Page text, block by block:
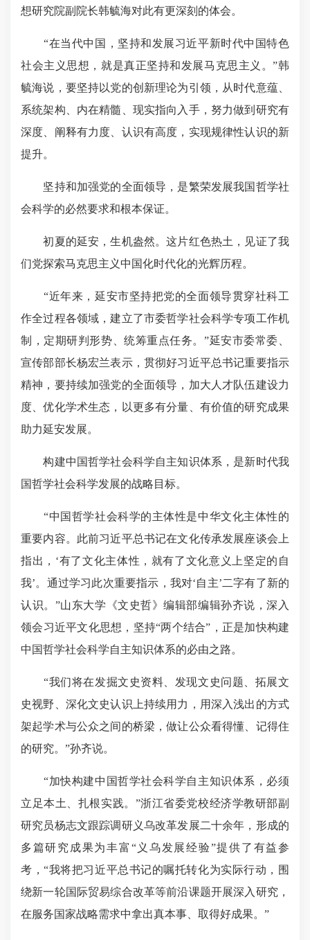
想研究院副院长韩毓海对此有更深刻的体会。
“在当代中国，坚持和发展习近平新时代中国特色
社会主义思想，就是真正坚持和发展马克思主义。”韩
毓海说，要坚持以党的创新理论为引领，从时代意蕴、
系统架构、内在精髓、现实指向入手，努力做到研究有
深度、阐释有力度、认识有高度，实现规律性认识的新
提升。
坚持和加强党的全面领导，是繁荣发展我国哲学社
会科学的必然要求和根本保证。
初夏的延安，生机盎然。这片红色热土，见证了我
们党探索马克思主义中国化时代化的光辉历程。
“近年来，延安市坚持把党的全面领导贯穿社科工
作全过程各领域，建立了市委哲学社会科学专项工作机
制，定期研判形势、统筹重点任务。”延安市委常委、
宣传部部长杨宏兰表示， 贯彻好习近平总书记重要指示
精神 ，要持续加强党的全面领导，加大人才队伍建设力
度、优化学术生态，以更多有分量、有价值的研究成果
助力延安发展。
构建中国哲学社会科学自主知识体系，是新时代我
国哲学社会科学发展的战略目标。
“中国哲学社会科学的主体性是中华文化主体性的
重要内容。此前习近平总书记在文化传承发展座谈会上
指出，‘有了文化主体性，就有了文化意义上坚定的自
我’。通过学习此次重要指示，我对‘自主’二字有了新的
认识。”山东大学《文史哲》编辑部编辑孙齐说，深入
领会习近平文化思想，坚持“两个结合”，正是加快构建
中国哲学社会科学自主知识体系的必由之路。
“我们将在发掘文史资料、发现文史问题、拓展文
史视野、深化文史认识上持续用力，用深入浅出的方式
架起学术与公众之间的桥梁，做让公众看得懂、记得住
的研究。”孙齐说。
“加快构建中国哲学社会科学自主知识体系，必须
立足本土、扎根实践。”浙江省委党校经济学教研部副
研究员杨志文跟踪调研义乌改革发展二十余年，形成的
多篇研究成果为丰富“义乌发展经验”提供了有益参
考，“我将把习近平总书记的嘱托转化为实际行动，围
绕新一轮国际贸易综合改革等前沿课题开展深入研究，
在服务国家战略需求中拿出真本事、取得好成果。”